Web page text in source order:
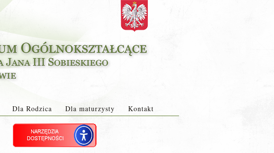
Dla Rodzica Dla maturzysty Kontakt